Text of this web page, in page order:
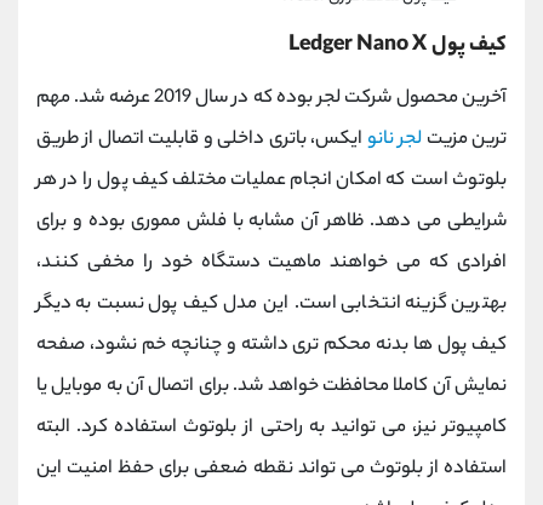
کیف پول Ledger Nano X
آخرین محصول شرکت لجر بوده که در سال 2019 عرضه شد. مهم
ترین مزیت لجر نانو ایکس، باتری داخلی و قابلیت اتصال از طریق
بلوتوث است که امکان انجام عملیات مختلف کیف پول را در هر
شرایطی می دهد. ظاهر آن مشابه با فلش مموری بوده و برای
افرادی که می خواهند ماهیت دستگاه خود را مخفی کنند،
بهترین گزینه انتخابی است. این مدل کیف پول نسبت به دیگر
کیف پول ها بدنه محکم تری داشته و چنانچه خم نشود، صفحه
نمایش آن کاملا محافظت خواهد شد. برای اتصال آن به موبایل یا
کامپیوتر نیز، می توانید به راحتی از بلوتوث استفاده کرد. البته
استفاده از بلوتوث می تواند نقطه ضعفی برای حفظ امنیت این